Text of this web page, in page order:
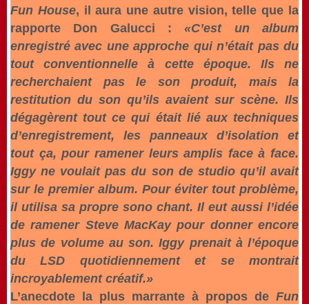
Fun House, il aura une autre vision, telle que la
rapporte Don Galucci :«C’est un album
enregistré avec une approche qui n’était pas du
tout conventionnelle à cette époque. Ils ne
recherchaient pas le son produit, mais la
restitution du son qu’ils avaient sur scène. Ils
dégagèrent tout ce qui était lié aux techniques
d’enregistrement, les panneaux d’isolation et
tout ça, pour ramener leurs amplis face à face.
Iggy ne voulait pas du son de studio qu’il avait
sur le premier album. Pour éviter tout problème,
il utilisa sa propre sono chant. Il eut aussi l’idée
de ramener Steve MacKay pour donner encore
plus de volume au son. Iggy prenait à l’époque
du LSD quotidiennement et se montrait
incroyablement créatif.»
L’anecdote la plus marrante à propos de Fun